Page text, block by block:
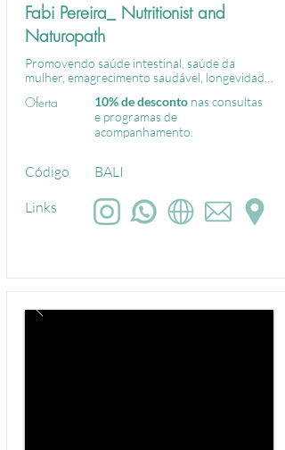
Fabi Pereira_ Nutritionist and
Naturopath
Promovendo saúde intestinal, saúde da
mulher, emagrecimento saudável, longevidade
Oferta ​10% de desconto nas consultas
e programas de
acompanhamento.
Código
BALI
Links